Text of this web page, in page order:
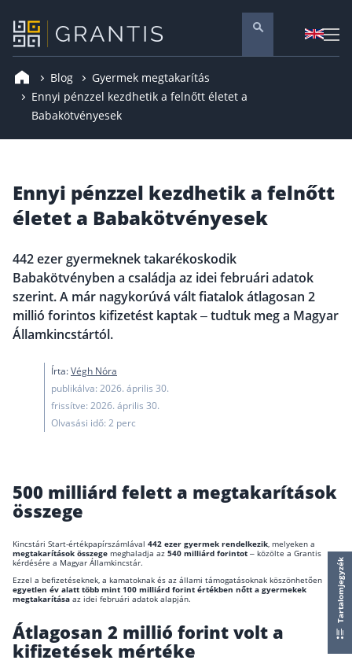
Pénzügyi tanácsadás
Nyugdíj előtakarékosság
Melyiket válaszd? Nyugdíjbiztosítás, NYESZ vagy
Nyugdíj előtakarékossági számla (NYESZ)
Nyugdíj megtakarítás – Így válassz
Magánnyugdíjpénztár összefoglaló
Önkéntes Nyugdíjpénztárak hozamai
Nyugdíjbiztosítás
Melyik a legolcsóbb nyugdíjbiztosítás?
Nyugdíjbiztosítás adókedvezmény és adójóváírás
KATA Nyugdíj: így használd ki az
Nyugdíjbiztosítás kalkulátor
Nyugdíjbiztosítás költségek
Blog
Gyermek megtakarítás
Ennyi pénzzel kezdhetik a felnőtt életet a
Babakötvényesek
Ennyi pénzzel kezdhetik a felnőtt
életet a Babakötvényesek
442 ezer gyermeknek takarékoskodik
Babakötvényben a családja az idei februári adatok
szerint. A már nagykorúvá vált fiatalok átlagosan 2
millió forintos kifizetést kaptak – tudtuk meg a Magyar
Államkincstártól.
Írta:Végh Nóra
publikálva: 2026. április 30.
frissítve: 2026. április 30.
Olvasási idő: 2 perc
500 milliárd felett a megtakarítások
összege
Kincstári Start-értékpapírszámlával 442 ezer gyermek rendelkezik, melyeken a
megtakarítások összege meghaladja az 540 milliárd forintot – közölte a Grantis
kérdésére a Magyar Államkincstár.
Ezzel a befizetéseknek, a kamatoknak és az állami támogatásoknak köszönhetően
egyetlen év alatt több mint 100 milliárd forint értékben nőtt a gyermekek
megtakarítása az idei februári adatok alapján.
Átlagosan 2 millió forint volt a
kifizetések mértéke
Tartalomjegyzék